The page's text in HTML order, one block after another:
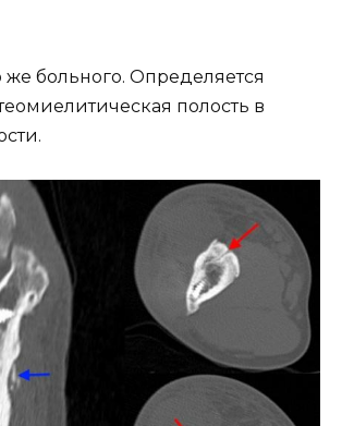
же больного. Определяется
полость в